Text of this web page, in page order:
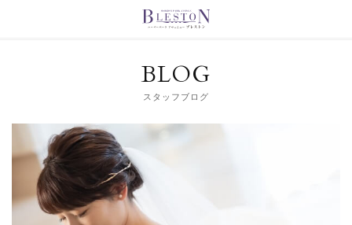
BLOG
スタッフブログ